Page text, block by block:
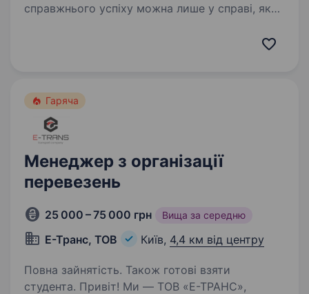
справжнього успіху можна лише у справі, яку
Гаряча
Менеджер з організації
перевезень
25 000 – 75 000 грн Вища за середню
Е-Транс, ТОВ Київ, 4,4 км від центру
Повна зайнятість. Також готові взяти
студента. Привіт! Ми — ТОВ «Е-ТРАНС»,